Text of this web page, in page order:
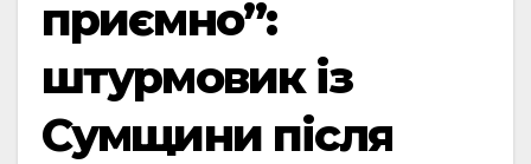
приємно”:
штурмовик із
Сумщини після